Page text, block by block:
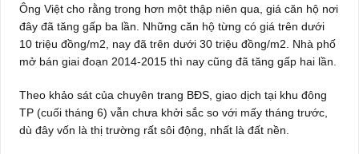
Ông Việt cho rằng trong hơn một thập niên qua, giá căn hộ nơi
đây đã tăng gấp ba lần. Những căn hộ từng có giá trên dưới
10 triệu đồng/m2, nay đã trên dưới 30 triệu đồng/m2. Nhà phố
mở bán giai đoạn 2014-2015 thì nay cũng đã tăng gấp hai lần.
Theo khảo sát của chuyên trang BĐS, giao dịch tại khu đông
TP (cuối tháng 6) vẫn chưa khởi sắc so với mấy tháng trước,
dù đây vốn là thị trường rất sôi động, nhất là đất nền.